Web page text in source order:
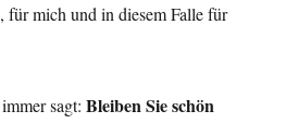
für mich und in diesem Falle für
sagt:Bleiben Sie schön